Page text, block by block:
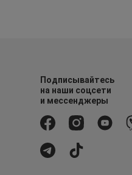
Подписывайтесь
на наши соцсети
и мессенджеры